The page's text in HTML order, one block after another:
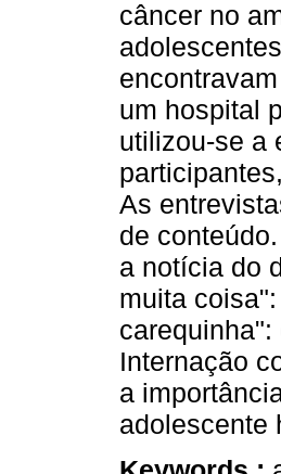
câncer no
um hospital
utilizou-se a
As
de
a notícia do
muita
Internação
a
adolescente